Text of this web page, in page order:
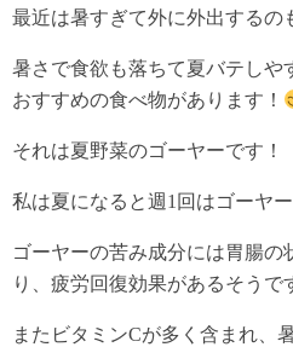
最近は暑すぎて外に外出するの
暑さで食欲も落ちて夏バテしや
おすすめの食べ物があります！
それは夏野菜のゴーヤーです！
私は夏になると週1回はゴーヤ
ゴーヤーの苦み成分には胃腸の
り、疲労回復効果があるそうで
またビタミンCが多く含まれ、